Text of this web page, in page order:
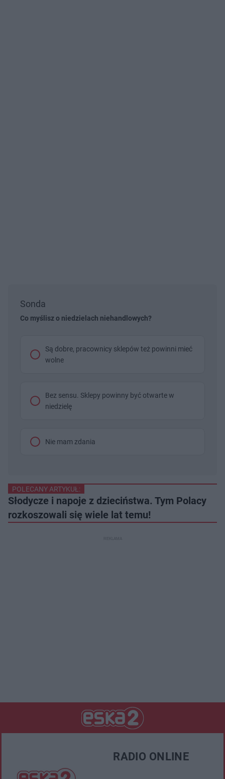
Sonda
Co myślisz o niedzielach niehandlowych?
Są dobre, pracownicy sklepów też powinni mieć
wolne
Bez sensu. Sklepy powinny być otwarte w
niedzielę
Nie mam zdania
POLECANY ARTYKUŁ:
Słodycze i napoje z dzieciństwa. Tym Polacy
rozkoszowali się wiele lat temu!
RADIO ONLINE